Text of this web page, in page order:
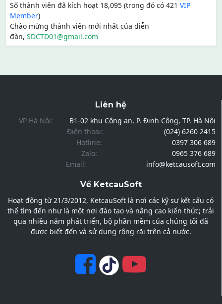
Số thành viên đã kích hoạt 18,095 (trong đó có 421 VIP
Member)
Chào mừng thành viên mới nhất của diễn
đàn, SDCTD01@gmail.com
Liên hệ
VP Hà Nội:
B1-02 khu Công an, P. Định Công, TP. Hà Nội
Điện thoại:
(024) 6260 2415
Hotline:
0397 306 689
Zalo:
0965 376 689
Email:
info@ketcausoft.com
Về KetcauSoft
Hoạt động từ 21/3/2012, KetcauSoft là nơi các kỹ sư kết cấu có
thể tìm đến như là một nơi đào tạo và nâng cao kiến thức; trải
qua nhiều năm phát triển, bộ phần mềm của chúng tôi đã
được biết đến và sử dụng rộng rãi trên cả nước.